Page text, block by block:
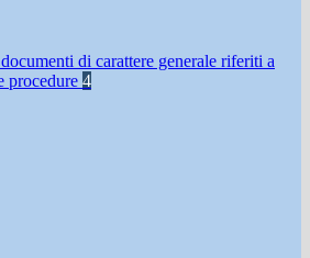
di carattere generale riferiti a
procedure 4